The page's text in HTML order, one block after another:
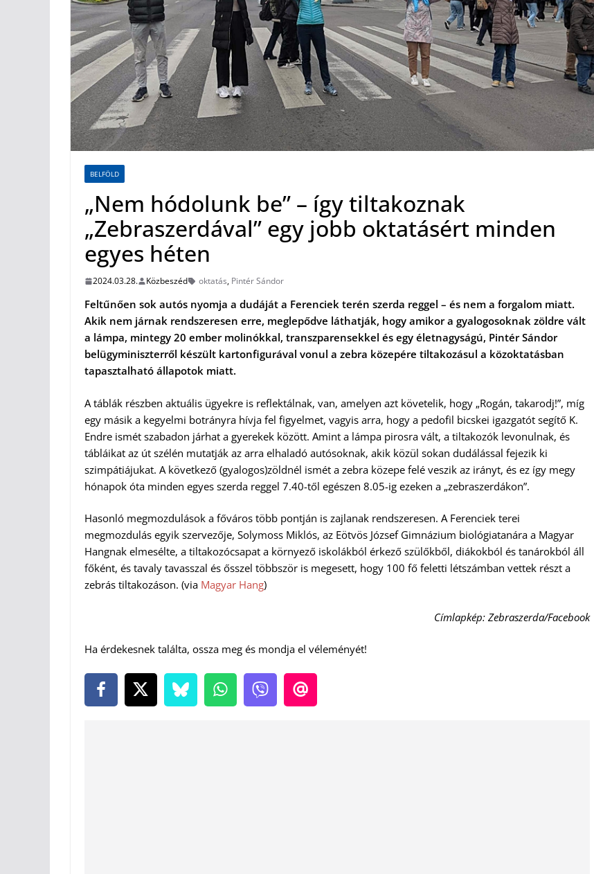
BELFÖLD
„Nem hódolunk be” – így tiltakoznak
„Zebraszerdával” egy jobb oktatásért minden
egyes héten
2024.03.28. Közbeszéd oktatás, Pintér Sándor
Feltűnően sok autós nyomja a dudáját a Ferenciek terén szerda reggel – és nem a forgalom miatt.
Akik nem járnak rendszeresen erre, meglepődve láthatják, hogy amikor a gyalogosoknak zöldre vált
a lámpa, mintegy 20 ember molinókkal, transzparensekkel és egy életnagyságú, Pintér Sándor
belügyminiszterről készült kartonfigurával vonul a zebra közepére tiltakozásul a közoktatásban
tapasztalható állapotok miatt.
A táblák részben aktuális ügyekre is reflektálnak, van, amelyen azt követelik, hogy „Rogán, takarodj!”, míg
egy másik a kegyelmi botrányra hívja fel figyelmet, vagyis arra, hogy a pedofil bicskei igazgatót segítő K.
Endre ismét szabadon járhat a gyerekek között. Amint a lámpa pirosra vált, a tiltakozók levonulnak, és
tábláikat az út szélén mutatják az arra elhaladó autósoknak, akik közül sokan dudálással fejezik ki
szimpátiájukat. A következő (gyalogos)zöldnél ismét a zebra közepe felé veszik az irányt, és ez így megy
hónapok óta minden egyes szerda reggel 7.40-től egészen 8.05-ig ezeken a „zebraszerdákon”.
Hasonló megmozdulások a főváros több pontján is zajlanak rendszeresen. A Ferenciek terei
megmozdulás egyik szervezője, Solymoss Miklós, az Eötvös József Gimnázium biológiatanára a Magyar
Hangnak elmesélte, a tiltakozócsapat a környező iskolákból érkező szülőkből, diákokból és tanárokból áll
főként, és tavaly tavasszal és ősszel többször is megesett, hogy 100 fő feletti létszámban vettek részt a
zebrás tiltakozáson. (via Magyar Hang)
Címlapkép: Zebraszerda/Facebook
Ha érdekesnek találta, ossza meg és mondja el véleményét!